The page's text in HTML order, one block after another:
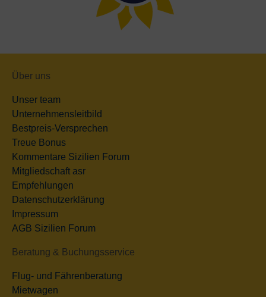
Über uns
Unser team
Unternehmensleitbild
Bestpreis-Versprechen
Treue Bonus
Kommentare Sizilien Forum
Mitgliedschaft asr
Empfehlungen
Datenschutzerklärung
Impressum
AGB Sizilien Forum
Beratung & Buchungsservice
Flug- und Fährenberatung
Mietwagen